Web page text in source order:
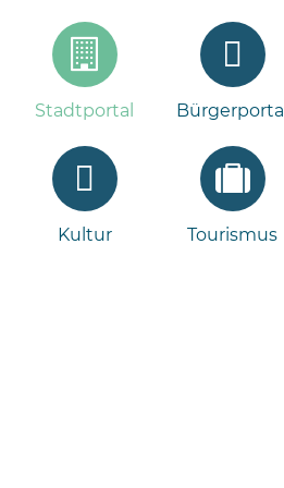
Stadtportal Bürgerportal
Kultur Tourismus